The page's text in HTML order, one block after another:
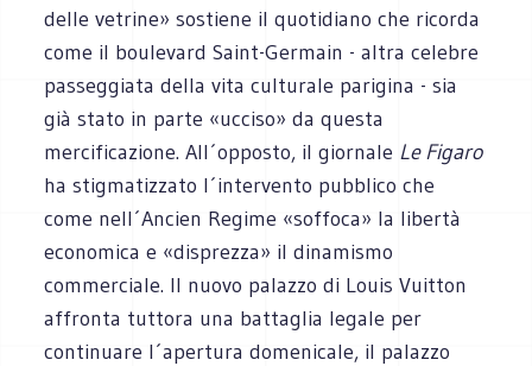
delle vetrine» sostiene il quotidiano che ricorda
come il boulevard Saint-Germain - altra celebre
passeggiata della vita culturale parigina - sia
già stato in parte «ucciso» da questa
mercificazione. All´opposto, il giornale Le Figaro
ha stigmatizzato l´intervento pubblico che
come nell´Ancien Regime «soffoca» la libertà
economica e «disprezza» il dinamismo
commerciale. Il nuovo palazzo di Louis Vuitton
affronta tuttora una battaglia legale per
continuare l´apertura domenicale, il palazzo